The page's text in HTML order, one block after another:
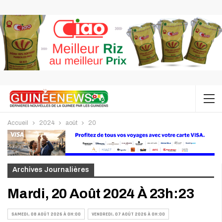
Accueil 2024 août 20
Archives Journalières
Mardi, 20 Août 2024 À 23h:23
SAMEDI, 08 AOÛT 2026 À 0H:00 VENDREDI, 07 AOÛT 2026 À 0H:00